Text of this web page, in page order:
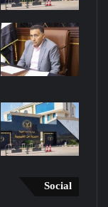
Social